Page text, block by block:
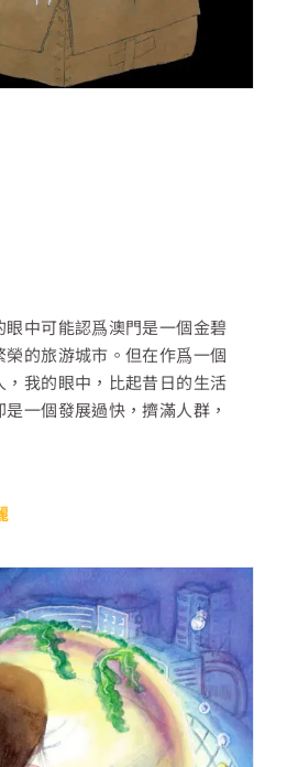
中可能認爲澳門是一個金碧
的旅游城市。但在作爲一個
我的眼中，比起昔日的生活
一個發展過快，擠滿人群，